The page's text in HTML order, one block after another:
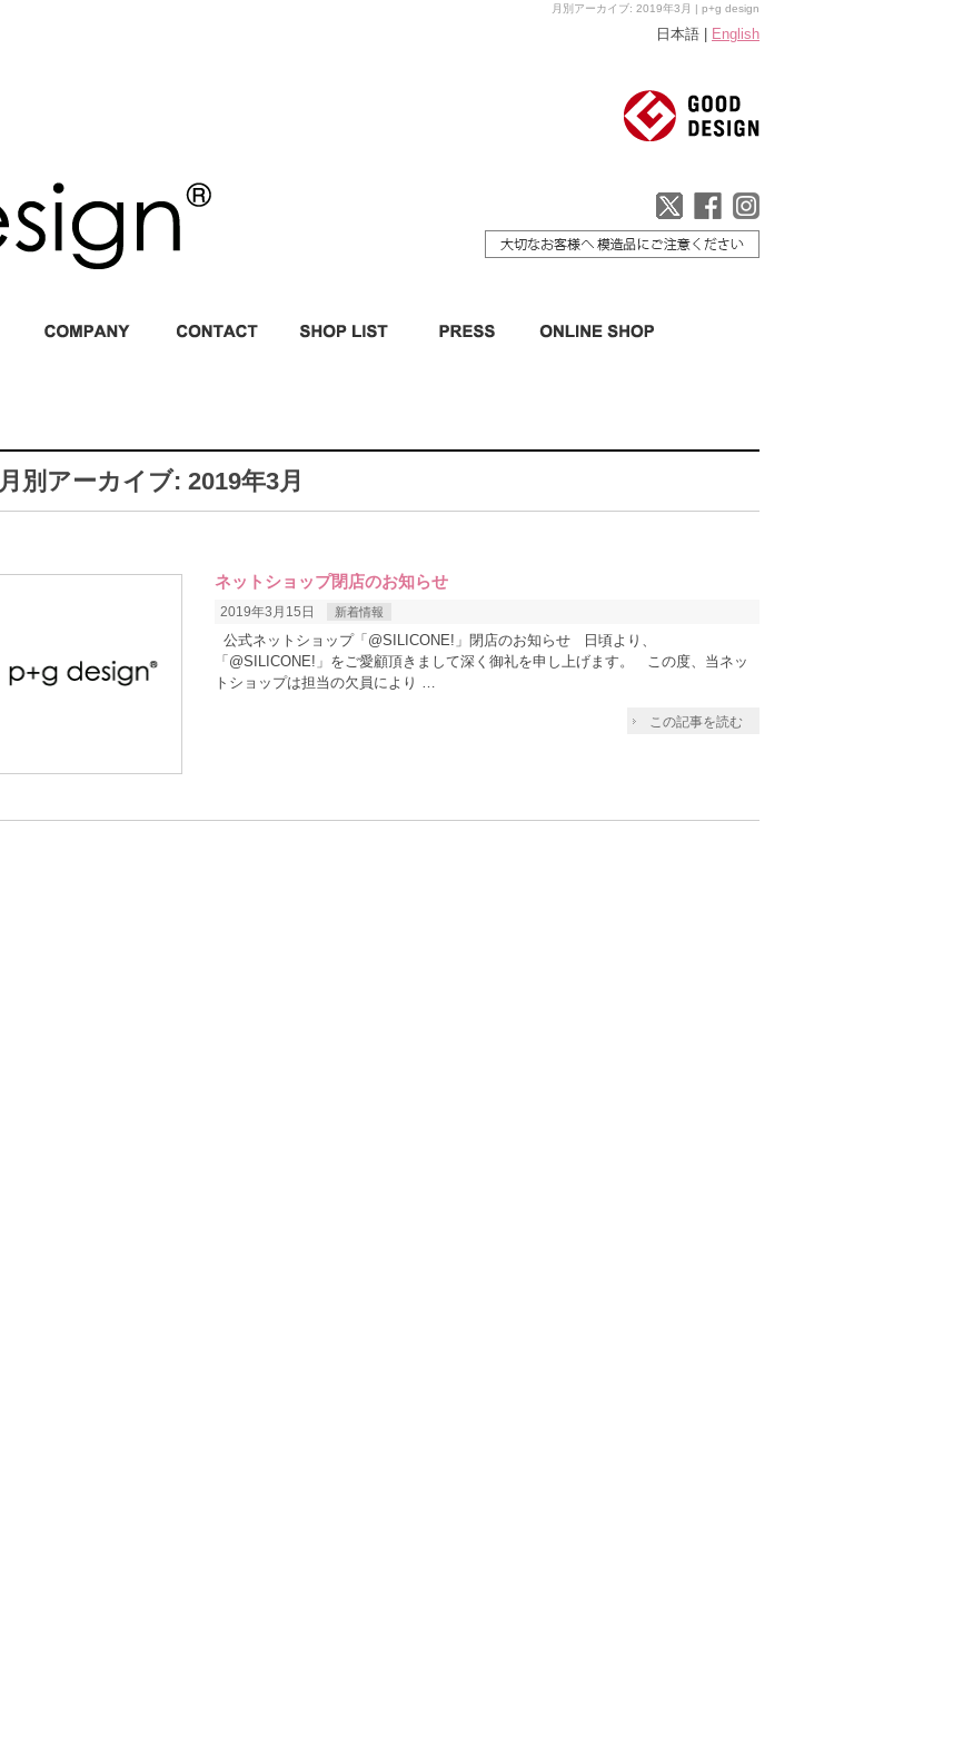
月別アーカイブ: 2019年3月 | p+g design
日本語 | English
月別アーカイブ: 2019年3月
ネットショップ閉店のお知らせ
2019年3月15日 新着情報
公式ネットショップ「@SILICONE!」閉店のお知らせ 日頃より、
「@SILICONE!」をご愛顧頂きまして深く御礼を申し上げます。 この度、当ネッ
トショップは担当の欠員により …
この記事を読む